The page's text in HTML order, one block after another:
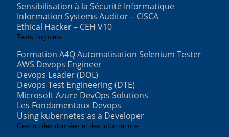
Sensibilisation à la Sécurité Informatique
Information Systems Auditor – CISCA
Ethical Hacker – CEH V10
Tests Logiciels
Formation A4Q Automatisation Selenium Tester
AWS Devops Engineer
Devops Leader (DOL)
Devops Test Engineering (DTE)
Microsoft Azure DevOps Solutions
Les Fondamentaux Devops
Using kubernetes as a Developer
Gestion des données et des informations